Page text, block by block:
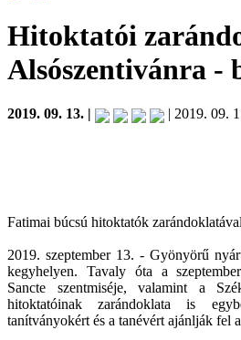
Hitoktatói
Alsószentivánra -
2019. 09. 13. | | 2019. 09.
Fatimai búcsú hitoktatók zarándoklatával
2019. szeptember 13. - Gyönyörű
kegyhelyen. Tavaly óta a
Sancte szentmiséje, valamint a
hitoktatóinak zarándoklata is
tanítványokért és a tanévért ajánlják fel